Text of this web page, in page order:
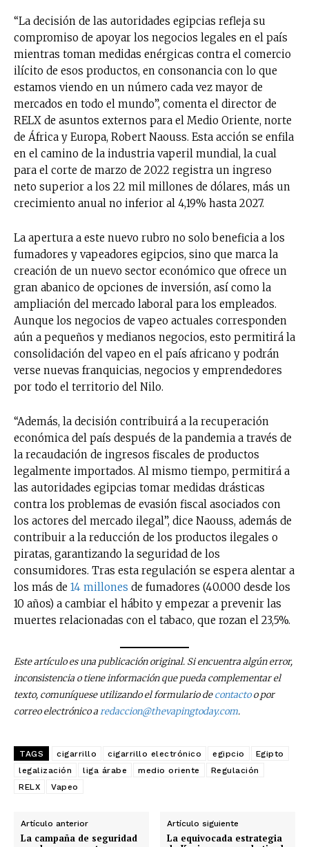
“La decisión de las autoridades egipcias refleja su
compromiso de apoyar los negocios legales en el país
mientras toman medidas enérgicas contra el comercio
ilícito de esos productos, en consonancia con lo que
estamos viendo en un número cada vez mayor de
mercados en todo el mundo”, comenta el director de
RELX de asuntos externos para el Medio Oriente, norte
de África y Europa, Robert Naouss. Esta acción se enfila
en el camino de la industria vaperil mundial, la cual
para el corte de marzo de 2022 registra un ingreso
neto superior a los 22 mil millones de dólares, más un
crecimiento anual no inferior al 4,19% hasta 2027.
La apertura a este nuevo rubro no solo beneficia a los
fumadores y vapeadores egipcios, sino que marca la
creación de un nuevo sector económico que ofrece un
gran abanico de opciones de inversión, así como la
ampliación del mercado laboral para los empleados.
Aunque los negocios de vapeo actuales corresponden
aún a pequeños y medianos negocios, esto permitirá la
consolidación del vapeo en el país africano y podrán
verse nuevas franquicias, negocios y emprendedores
por todo el territorio del Nilo.
“Además, la decisión contribuirá a la recuperación
económica del país después de la pandemia a través de
la recaudación de ingresos fiscales de productos
legalmente importados. Al mismo tiempo, permitirá a
las autoridades egipcias tomar medidas drásticas
contra los problemas de evasión fiscal asociados con
los actores del mercado ilegal”, dice Naouss, además de
contribuir a la reducción de los productos ilegales o
piratas, garantizando la seguridad de los
consumidores. Tras esta regulación se espera alentar a
los más de 14 millones de fumadores (40.000 desde los
10 años) a cambiar el hábito y empezar a prevenir las
muertes relacionadas con el tabaco, que rozan el 23,5%.
Este artículo es una publicación original. Si encuentra algún error,
inconsistencia o tiene información que pueda complementar el
texto, comuníquese utilizando el formulario decontactoo por
correo electrónico aredaccion@thevapingtoday.com.
TAGS cigarrillo cigarrillo electrónico egipcio
Egipto
legalización
liga árabe medio oriente
Regulación
RELX
Vapeo
Artículo anterior
La campaña de seguridad
Artículo siguiente
La equivocada estrategia